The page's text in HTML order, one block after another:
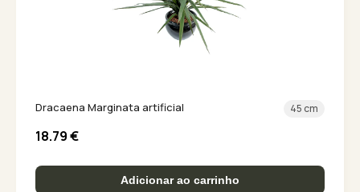
Dracaena Marginata artificial 45 cm
18.79€
Adicionar ao carrinho